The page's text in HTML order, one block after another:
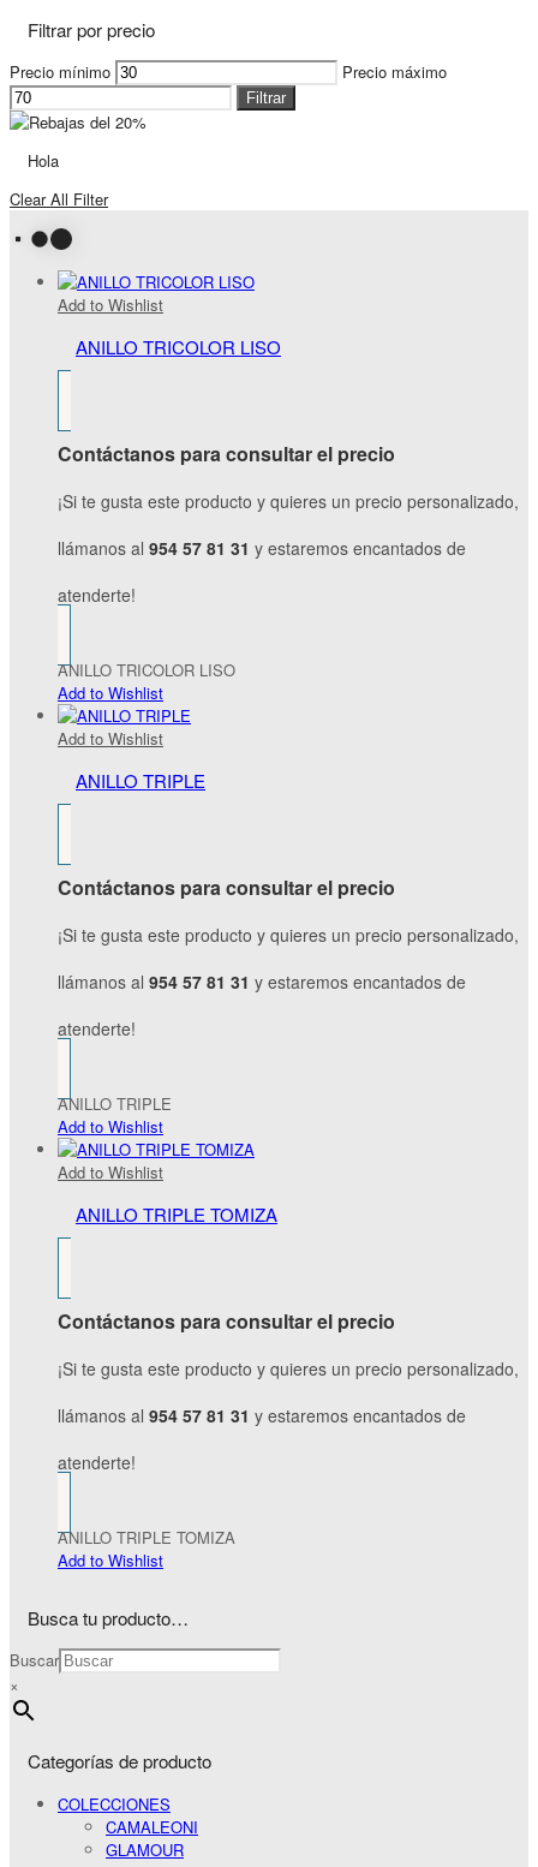
Filtrar por precio
Precio mínimo Precio máximo
Filtrar
Hola
Clear All Filter
Add to Wishlist
ANILLO TRICOLOR LISO
Contáctanos para consultar el precio
¡Si te gusta este producto y quieres un precio personalizado,
llámanos al 954 57 81 31 y estaremos encantados de
atenderte!
ANILLO TRICOLOR LISO
Add to Wishlist
Add to Wishlist
ANILLO TRIPLE
Contáctanos para consultar el precio
¡Si te gusta este producto y quieres un precio personalizado,
llámanos al 954 57 81 31 y estaremos encantados de
atenderte!
ANILLO TRIPLE
Add to Wishlist
Add to Wishlist
ANILLO TRIPLE TOMIZA
Contáctanos para consultar el precio
¡Si te gusta este producto y quieres un precio personalizado,
llámanos al 954 57 81 31 y estaremos encantados de
atenderte!
ANILLO TRIPLE TOMIZA
Add to Wishlist
Busca tu producto…
Buscar
×
Categorías de producto
COLECCIONES
CAMALEONI
GLAMOUR